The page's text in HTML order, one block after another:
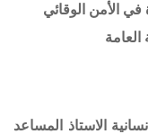
في الأمن الوقائي
العامة
الاستاذ المساعد